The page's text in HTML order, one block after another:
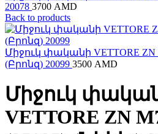
20078 3700 AMD
Back to products
Միջուկ փականի VETTORE ZN
(Բրոնզ) 20099 3500 AMD
Միջուկ
VETTORE ZN